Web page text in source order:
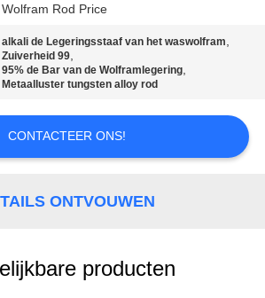
Wolfram Rod Price
alkali de Legeringsstaaf van het waswolfram,
Zuiverheid 99,
95% de Bar van de Wolframlegering,
Metaalluster tungsten alloy rod
CONTACTEER ONS!
ONTVOUWEN
producten